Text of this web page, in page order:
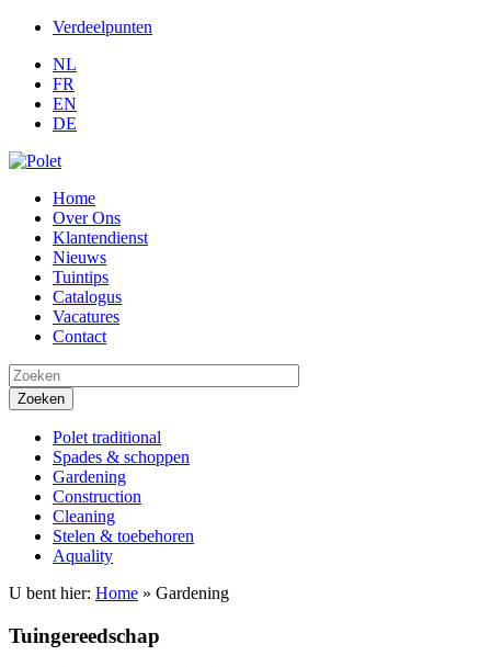
Verdeelpunten
NL
FR
EN
DE
Home
Over Ons
Klantendienst
Nieuws
Tuintips
Catalogus
Vacatures
Contact
Search this site
Polet traditional
Spades & schoppen
Gardening
Construction
Cleaning
Stelen & toebehoren
Aquality
U bent hier: Home » Gardening
Tuingereedschap